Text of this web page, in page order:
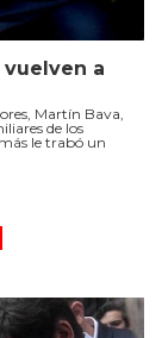
a
Martín Bava,
de los
le trabó un